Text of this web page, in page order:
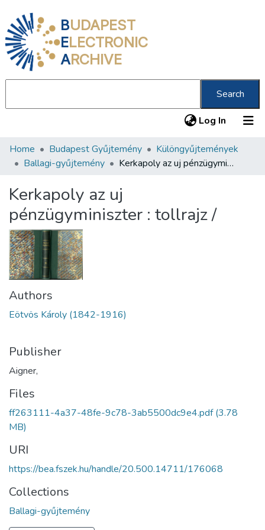
BUDAPEST
ELECTRONIC
ARCHIVE
Search
Log In (current)
Communities & Collections
Statistics
About us
Home Budapest Gyűjtemény
Különgyűjtemények
Ballagi-gyűjtemény
Kerkapoly az uj pénzügyminiszter : tollrajz /
Kerkapoly az uj
pénzügyminiszter : tollrajz /
Authors
Eötvös Károly (1842-1916)
Publisher
Aigner,
Files
ff263111-4a37-48fe-9c78-3ab5500dc9e4.pdf(3.78
MB)
URI
https://bea.fszek.hu/handle/20.500.14711/176068
Collections
Ballagi-gyűjtemény